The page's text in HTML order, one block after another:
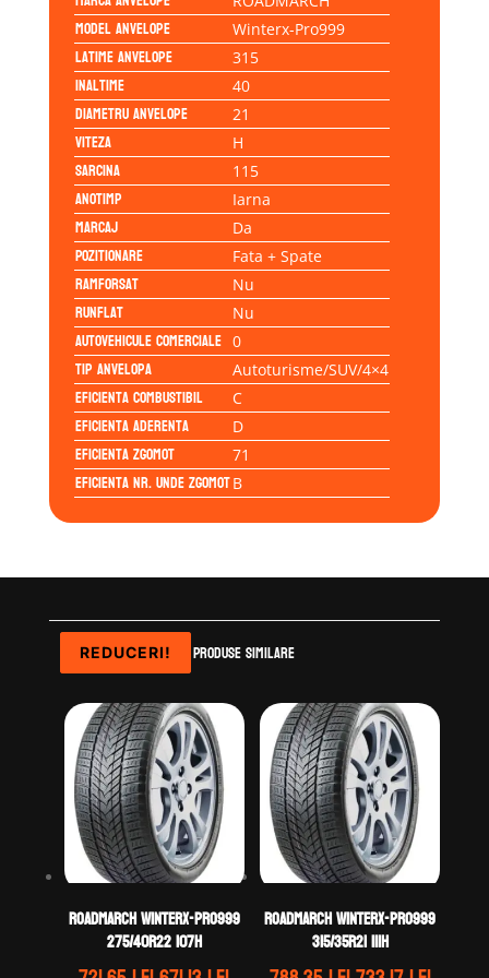
Model anvelope Winterx-Pro999
Latime anvelope 315
Inaltime 40
Diametru anvelope 21
Viteza H
Sarcina 115
Anotimp Iarna
Marcaj Da
Pozitionare Fata + Spate
Ramforsat Nu
Runflat Nu
Autovehicule comerciale 0
Tip anvelopa Autoturisme/SUV/4×4
Eficienta Combustibil C
Eficienta Aderenta D
Eficienta Zgomot 71
Eficienta Nr. Unde ZgomotB
Produse similare
REDUCERI!
ROADMARCH WINTERX-PRO999
275/40R22 107H
REDUCERI!
ROADMARCH WINTERX-PRO999
315/35R21 111H